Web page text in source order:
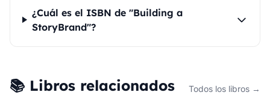
¿Cuál es el ISBN de "Building a
StoryBrand"?
📚 Libros relacionados Todos los libros →